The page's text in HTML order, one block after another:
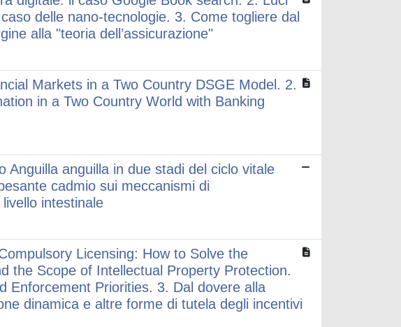
delle nano-tecnologie. 3. Come togliere dal
alla "teoria dell’assicurazione"
Markets in a Two Country DSGE Model. 2.
in a Two Country World with Banking
anguilla in due stadi del ciclo vitale
cadmio sui meccanismi di
intestinale
Licensing: How to Solve the
the Scope of Intellectual Property Protection.
Enforcement Priorities. 3. Dal dovere alla
dinamica e altre forme di tutela degli incentivi